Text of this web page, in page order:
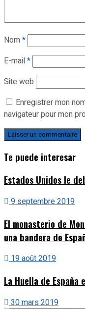
Nom*
E-mail*
Site web
Enregistrer mon
navigateur pour mon
Te puede interesar
Estados Unidos le
9 septembre 2019
El monasterio de
una bandera de
19 août 2019
La Huella de España
30 mars 2019